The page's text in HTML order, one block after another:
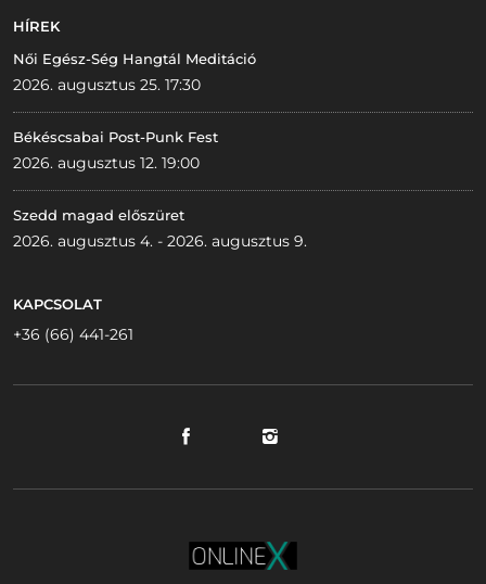
HÍREK
Női Egész-Ség Hangtál Meditáció
2026. augusztus 25. 17:30
Békéscsabai Post-Punk Fest
2026. augusztus 12. 19:00
Szedd magad előszüret
2026. augusztus 4. - 2026. augusztus 9.
KAPCSOLAT
+36 (66) 441-261